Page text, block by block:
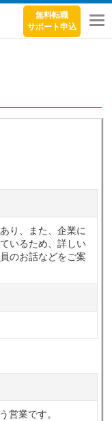
無料転職
サポート申込
り、また、企業に
いるため、詳しい
のお話などをご案
営業です。